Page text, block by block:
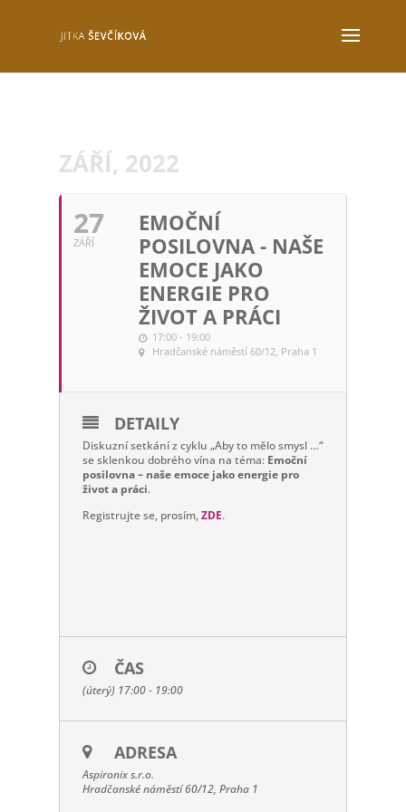
ZÁŘÍ, 2022
27
ZÁŘÍ
EMOČNÍ
POSILOVNA - NAŠE
EMOCE JAKO
ENERGIE PRO
ŽIVOT A PRÁCI
17:00 - 19:00
Hradčanské náměstí 60/12, Praha 1
DETAILY
Diskuzní setkání z cyklu „Aby to mělo smysl …“
se sklenkou dobrého vína na téma: Emoční
posilovna – naše emoce jako energie pro
život a práci.
Registrujte se, prosím,ZDE.
ČAS
(úterý) 17:00 - 19:00
ADRESA
Aspironix s.r.o.
Hradčanské náměstí 60/12, Praha 1